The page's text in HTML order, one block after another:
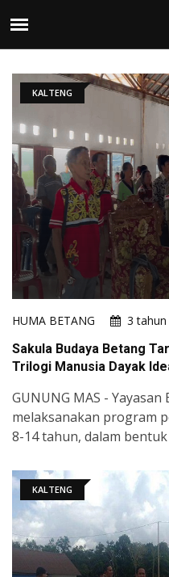
KALTENG
HUMA BETANG
3 tahun
Sakula Budaya Betang
Trilogi Manusia Dayak
GUNUNG MAS -
melaksanakan program
8-14 tahun, dalam
KALTENG